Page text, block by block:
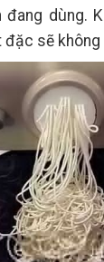
dùng.
đặc sẽ